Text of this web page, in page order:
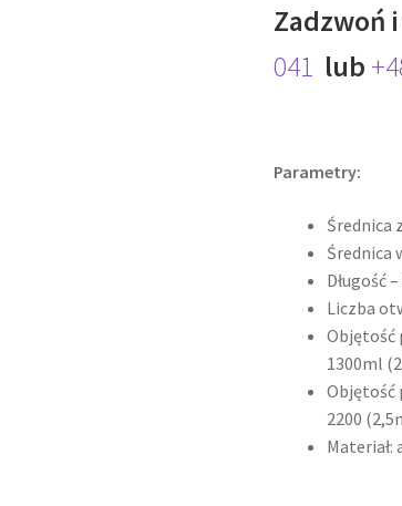
Zadzwoń
041 lub
Parametry:
Średnica
Średnica
Długość
Liczba
Objętość
1300ml
Objętość
2200